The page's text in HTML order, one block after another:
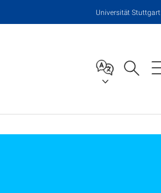
Universität Stuttgart